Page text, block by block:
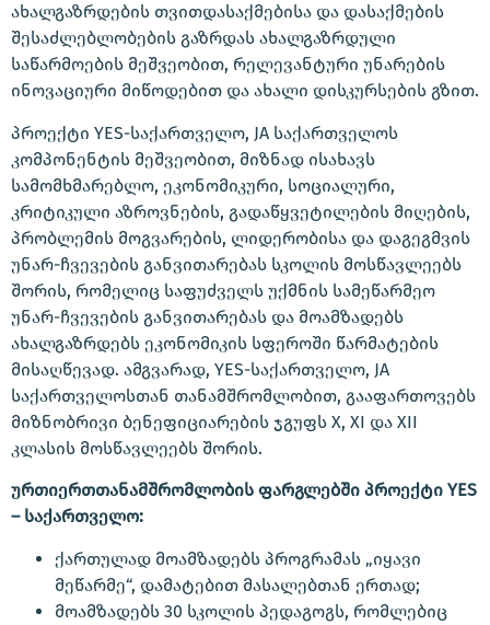
ახალგაზრდების თვითდასაქმებისა და დასაქმების
შესაძლებლობების გაზრდას ახალგაზრდული
საწარმოების მეშვეობით, რელევანტური უნარების
ინოვაციური მიწოდებით და ახალი დისკურსების გზით.
პროექტი YES-საქართველო, JA საქართველოს
კომპონენტის მეშვეობით, მიზნად ისახავს
სამომხმარებლო, ეკონომიკური, სოციალური,
კრიტიკული აზროვნების, გადაწყვეტილების მიღების,
პრობლემის მოგვარების, ლიდერობისა და დაგეგმვის
უნარ-ჩვევების განვითარებას სკოლის მოსწავლეებს
შორის, რომელიც საფუძველს უქმნის სამეწარმეო
უნარ-ჩვევების განვითარებას და მოამზადებს
ახალგაზრდებს ეკონომიკის სფეროში წარმატების
მისაღწევად. ამგვარად, YES-საქართველო, JA
საქართველოსთან თანამშრომლობით, გააფართოვებს
მიზნობრივი ბენეფიციარების ჯგუფს X, XI და XII
კლასის მოსწავლეებს შორის.
ურთიერთთანამშრომლობის ფარგლებში პროექტი YES
– საქართველო:
ქართულად მოამზადებს პროგრამას „იყავი
მეწარმე“, დამატებით მასალებთან ერთად;
მოამზადებს 30 სკოლის პედაგოგს, რომლებიც